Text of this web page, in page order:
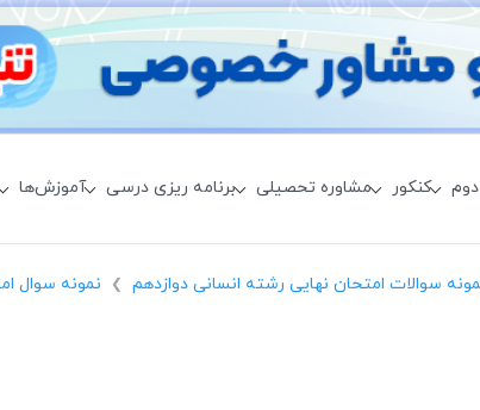
کنکور مشاوره تحصیلی برنامه ریزی درسی آموزش‌ها
سوالات امتحان نهایی رشته انسانی دوازدهم ❯ نمونه سوال